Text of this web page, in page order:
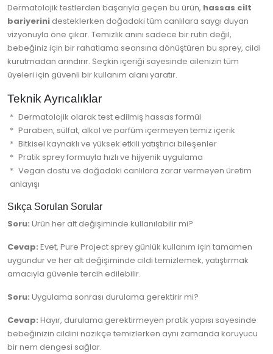
Dermatolojik testlerden başarıyla geçen bu ürün, hassas cilt
bariyerini desteklerken doğadaki tüm canlılara saygı duyan
vizyonuyla öne çıkar. Temizlik anını sadece bir rutin değil,
bebeğiniz için bir rahatlama seansına dönüştüren bu sprey, cildi
kurutmadan arındırır. Seçkin içeriği sayesinde ailenizin tüm
üyeleri için güvenli bir kullanım alanı yaratır.
Teknik Ayrıcalıklar
Dermatolojik olarak test edilmiş hassas formül
Paraben, sülfat, alkol ve parfüm içermeyen temiz içerik
Bitkisel kaynaklı ve yüksek etkili yatıştırıcı bileşenler
Pratik sprey formuyla hızlı ve hijyenik uygulama
Vegan dostu ve doğadaki canlılara zarar vermeyen üretim
anlayışı
Sıkça Sorulan Sorular
Soru: Ürün her alt değişiminde kullanılabilir mi?
Cevap: Evet, Pure Project sprey günlük kullanım için tamamen
uygundur ve her alt değişiminde cildi temizlemek, yatıştırmak
amacıyla güvenle tercih edilebilir.
Soru: Uygulama sonrası durulama gerektirir mi?
Cevap: Hayır, durulama gerektirmeyen pratik yapısı sayesinde
bebeğinizin cildini nazikçe temizlerken aynı zamanda koruyucu
bir nem dengesi sağlar.